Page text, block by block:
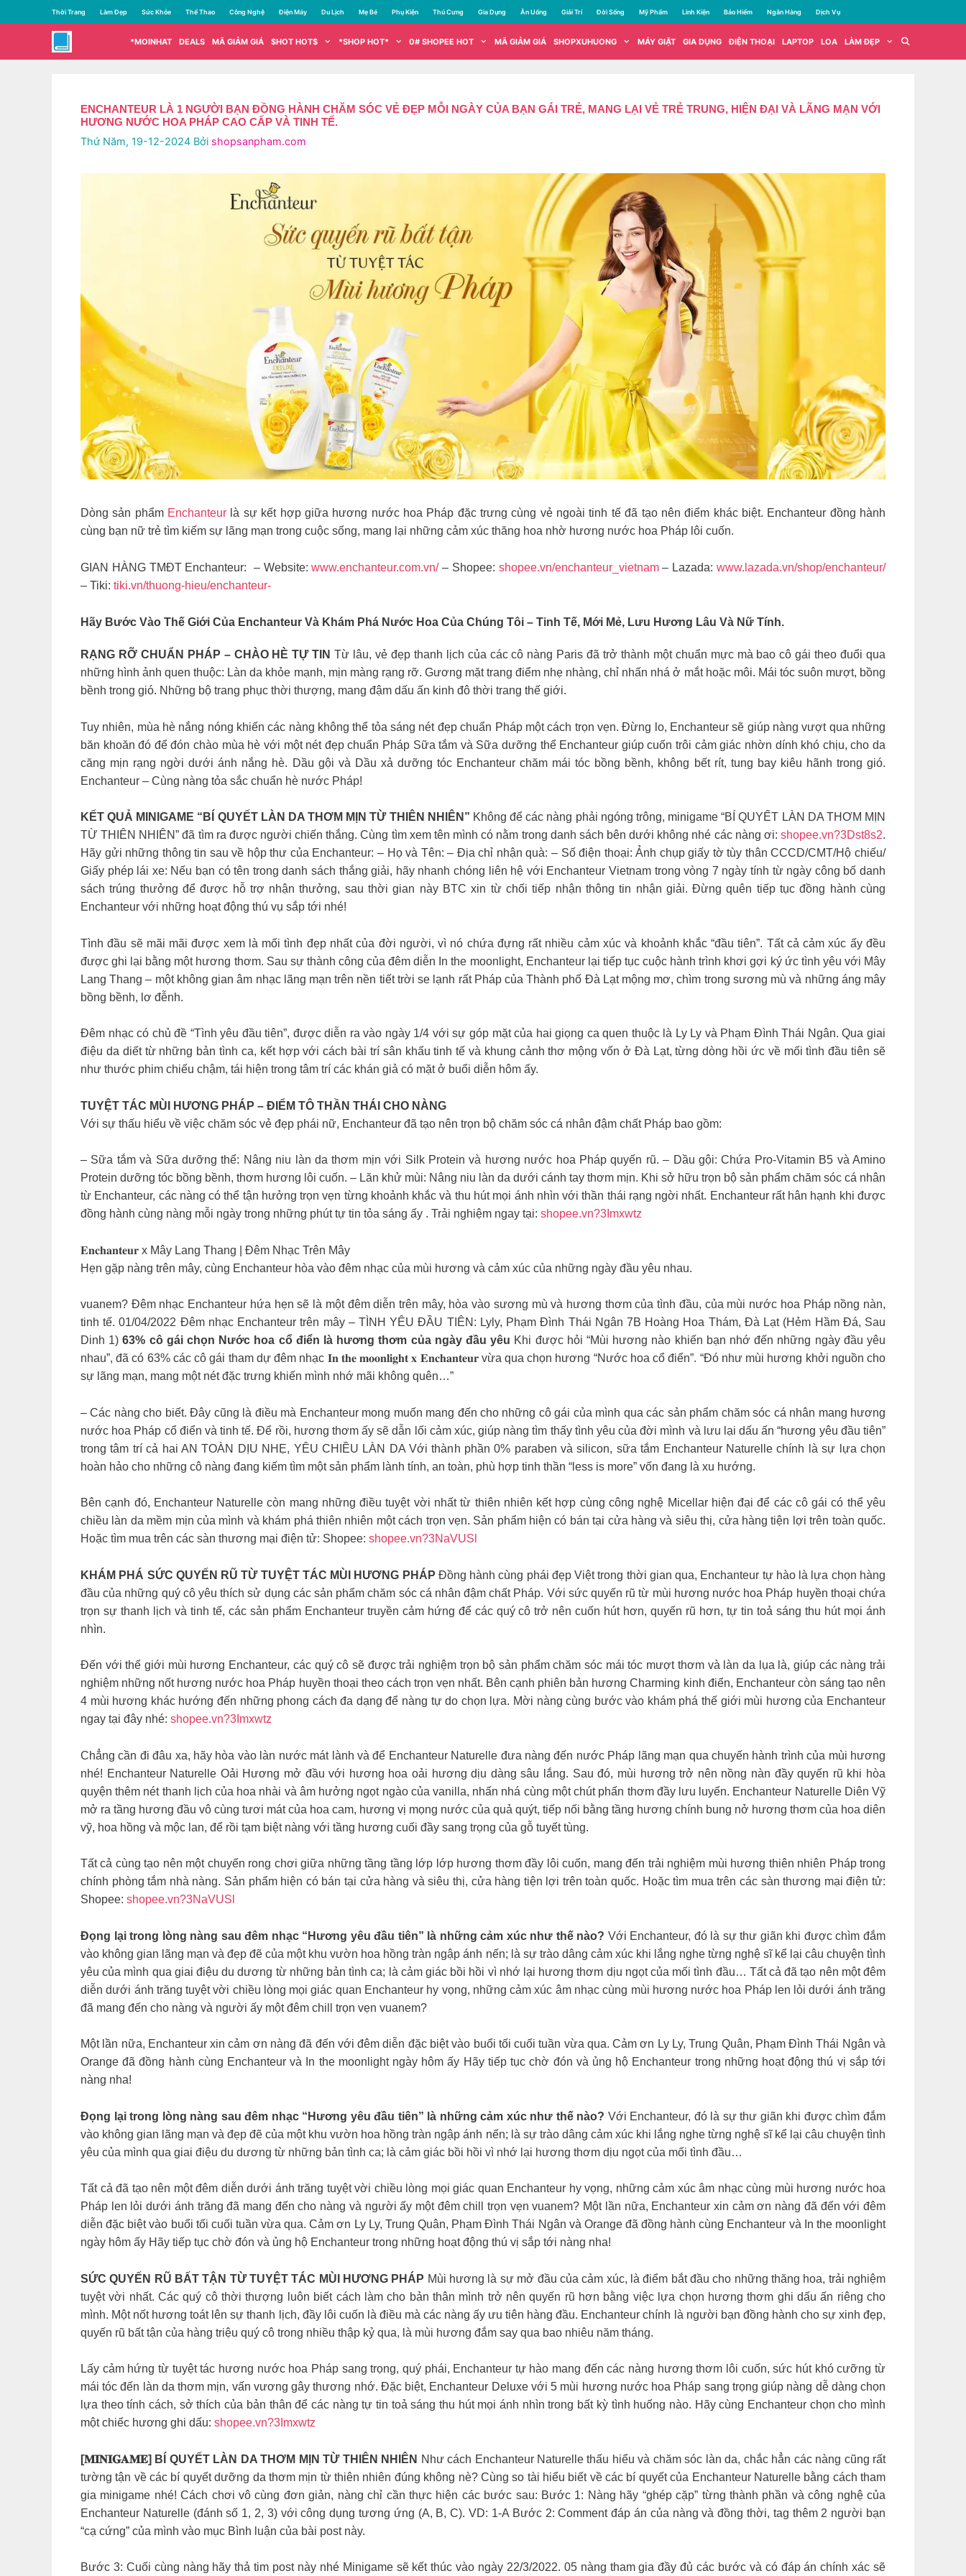
đến
dung
Thời Trang Làm Đẹp Sức Khỏe Thể Thao Công Nghệ Điện Máy Du Lịch Mẹ Bé Phụ Kiện Thú Cưng Gia Dụng Ăn Uống Giải Trí Đời Sống Mỹ Phẩm Linh Kiện Bảo Hiểm Ngân Hàng Dịch Vụ
*MOINHAT DEALS MÃ GIẢM GIÁ $HOT HOT$ *SHOP HOT* 0# SHOPEE HOT MÃ GIẢM GIÁ SHOPXUHUONG MÁY GIẶT GIA DỤNG ĐIỆN THOẠI LAPTOP LOA LÀM ĐẸP
ENCHANTEUR LÀ 1 NGƯỜI BẠN ĐỒNG HÀNH CHĂM SÓC VẺ ĐẸP MỖI NGÀY CỦA BẠN GÁI TRẺ, MANG LẠI VẺ TRẺ TRUNG, HIỆN ĐẠI VÀ LÃNG MẠN VỚI
HƯƠNG NƯỚC HOA PHÁP CAO CẤP VÀ TINH TẾ.
Thứ Năm, 19-12-2024 Bởi shopsanpham.com
Dòng sản phẩm Enchanteur là sự kết hợp giữa hương nước hoa Pháp đặc trưng cùng vẻ ngoài tinh tế đã tạo nên điểm khác biệt. Enchanteur đồng hành
cùng bạn nữ trẻ tìm kiếm sự lãng mạn trong cuộc sống, mang lại những cảm xúc thăng hoa nhờ hương nước hoa Pháp lôi cuốn.
GIAN HÀNG TMĐT Enchanteur: – Website:www.enchanteur.com.vn/– Shopee: shopee.vn/enchanteur_vietnam– Lazada:www.lazada.vn/shop/enchanteur/
– Tiki: tiki.vn/thuong-hieu/enchanteur-
Hãy Bước Vào Thế Giới Của Enchanteur Và Khám Phá Nước Hoa Của Chúng Tôi – Tinh Tế, Mới Mẻ, Lưu Hương Lâu Và Nữ Tính.
RẠNG RỠ CHUẨN PHÁP – CHÀO HÈ TỰ TIN Từ lâu, vẻ đẹp thanh lịch của các cô nàng Paris đã trở thành một chuẩn mực mà bao cô gái theo đuổi qua
những hình ảnh quen thuộc: Làn da khỏe mạnh, mịn màng rạng rỡ. Gương mặt trang điểm nhẹ nhàng, chỉ nhấn nhá ở mắt hoặc môi. Mái tóc suôn mượt, bồng
bềnh trong gió. Những bộ trang phục thời thượng, mang đậm dấu ấn kinh đô thời trang thế giới.
Tuy nhiên, mùa hè nắng nóng khiến các nàng không thể tỏa sáng nét đẹp chuẩn Pháp một cách trọn vẹn. Đừng lo, Enchanteur sẽ giúp nàng vượt qua những
băn khoăn đó để đón chào mùa hè với một nét đẹp chuẩn Pháp Sữa tắm và Sữa dưỡng thể Enchanteur giúp cuốn trôi cảm giác nhờn dính khó chịu, cho da
căng mịn rạng ngời dưới ánh nắng hè. Dầu gội và Dầu xả dưỡng tóc Enchanteur chăm mái tóc bồng bềnh, không bết rít, tung bay kiêu hãnh trong gió.
Enchanteur – Cùng nàng tỏa sắc chuẩn hè nước Pháp!
KẾT QUẢ MINIGAME “BÍ QUYẾT LÀN DA THƠM MỊN TỪ THIÊN NHIÊN” Không để các nàng phải ngóng trông, minigame “BÍ QUYẾT LÀN DA THƠM MỊN
TỪ THIÊN NHIÊN” đã tìm ra được người chiến thắng. Cùng tìm xem tên mình có nằm trong danh sách bên dưới không nhé các nàng ơi: shopee.vn?3Dst8s2.
Hãy gửi những thông tin sau về hộp thư của Enchanteur: – Họ và Tên: – Địa chỉ nhận quà: – Số điện thoại: Ảnh chụp giấy tờ tùy thân CCCD/CMT/Hộ chiếu/
Giấy phép lái xe: Nếu bạn có tên trong danh sách thắng giải, hãy nhanh chóng liên hệ với Enchanteur Vietnam trong vòng 7 ngày tính từ ngày công bố danh
sách trúng thưởng để được hỗ trợ nhận thưởng, sau thời gian này BTC xin từ chối tiếp nhận thông tin nhận giải. Đừng quên tiếp tục đồng hành cùng
Enchanteur với những hoạt động thú vụ sắp tới nhé!
Tình đầu sẽ mãi mãi được xem là mối tình đẹp nhất của đời người, vì nó chứa đựng rất nhiều cảm xúc và khoảnh khắc “đầu tiên”. Tất cả cảm xúc ấy đều
được ghi lại bằng một hương thơm. Sau sự thành công của đêm diễn In the moonlight, Enchanteur lại tiếp tục cuộc hành trình khơi gợi ký ức tình yêu với Mây
Lang Thang – một không gian âm nhạc lãng mạn trên nền tiết trời se lạnh rất Pháp của Thành phố Đà Lạt mộng mơ, chìm trong sương mù và những áng mây
bồng bềnh, lơ đễnh.
Đêm nhạc có chủ đề “Tình yêu đầu tiên”, được diễn ra vào ngày 1/4 với sự góp mặt của hai giọng ca quen thuộc là Ly Ly và Phạm Đình Thái Ngân. Qua giai
điệu da diết từ những bản tình ca, kết hợp với cách bài trí sân khấu tinh tế và khung cảnh thơ mộng vốn ở Đà Lạt, từng dòng hồi ức về mối tình đầu tiên sẽ
như thước phim chiếu chậm, tái hiện trong tâm trí các khán giả có mặt ở buổi diễn hôm ấy.
TUYỆT TÁC MÙI HƯƠNG PHÁP – ĐIỂM TÔ THẦN THÁI CHO NÀNG
Với sự thấu hiểu về việc chăm sóc vẻ đẹp phái nữ, Enchanteur đã tạo nên trọn bộ chăm sóc cá nhân đậm chất Pháp bao gồm:
– Sữa tắm và Sữa dưỡng thể: Nâng niu làn da thơm mịn với Silk Protein và hương nước hoa Pháp quyến rũ. – Dầu gội: Chứa Pro-Vitamin B5 và Amino
Protein dưỡng tóc bồng bềnh, thơm hương lôi cuốn. – Lăn khử mùi: Nâng niu làn da dưới cánh tay thơm mịn. Khi sở hữu trọn bộ sản phẩm chăm sóc cá nhân
từ Enchanteur, các nàng có thể tận hưởng trọn vẹn từng khoảnh khắc và thu hút mọi ánh nhìn với thần thái rạng ngời nhất. Enchanteur rất hân hạnh khi được
đồng hành cùng nàng mỗi ngày trong những phút tự tin tỏa sáng ấy . Trải nghiệm ngay tại: shopee.vn?3Imxwtz
𝐄𝐧𝐜𝐡𝐚𝐧𝐭𝐞𝐮𝐫 x Mây Lang Thang | Đêm Nhạc Trên Mây
Hẹn gặp nàng trên mây, cùng Enchanteur hòa vào đêm nhạc của mùi hương và cảm xúc của những ngày đầu yêu nhau.
vuanem? Đêm nhạc Enchanteur hứa hẹn sẽ là một đêm diễn trên mây, hòa vào sương mù và hương thơm của tình đầu, của mùi nước hoa Pháp nồng nàn,
tinh tế. 01/04/2022 Đêm nhạc Enchanteur trên mây – TÌNH YÊU ĐẦU TIÊN: Lyly, Phạm Đình Thái Ngân 7B Hoàng Hoa Thám, Đà Lạt (Hẻm Hầm Đá, Sau
Dinh 1)63% cô gái chọn Nước hoa cổ điển là hương thơm của ngày đầu yêu Khi được hỏi “Mùi hương nào khiến bạn nhớ đến những ngày đầu yêu
nhau”, đã có 63% các cô gái tham dự đêm nhạc 𝐈𝐧 𝐭𝐡𝐞 𝐦𝐨𝐨𝐧𝐥𝐢𝐠𝐡𝐭 𝐱 𝐄𝐧𝐜𝐡𝐚𝐧𝐭𝐞𝐮𝐫 vừa qua chọn hương “Nước hoa cổ điển”. “Đó như mùi hương khởi nguồn cho
sự lãng mạn, mang một nét đặc trưng khiến mình nhớ mãi không quên…”
– Các nàng cho biết. Đây cũng là điều mà Enchanteur mong muốn mang đến cho những cô gái của mình qua các sản phẩm chăm sóc cá nhân mang hương
nước hoa Pháp cổ điển và tinh tế. Để rồi, hương thơm ấy sẽ dẫn lối cảm xúc, giúp nàng tìm thấy tình yêu của đời mình và lưu lại dấu ấn “hương yêu đầu tiên”
trong tâm trí cả hai AN TOÀN DỊU NHẸ, YÊU CHIỀU LÀN DA Với thành phần 0% paraben và silicon, sữa tắm Enchanteur Naturelle chính là sự lựa chọn
hoàn hảo cho những cô nàng đang kiếm tìm một sản phẩm lành tính, an toàn, phù hợp tinh thần “less is more” vốn đang là xu hướng.
Bên cạnh đó, Enchanteur Naturelle còn mang những điều tuyệt vời nhất từ thiên nhiên kết hợp cùng công nghệ Micellar hiện đại để các cô gái có thể yêu
chiều làn da mềm mịn của mình và khám phá thiên nhiên một cách trọn vẹn. Sản phẩm hiện có bán tại cửa hàng và siêu thị, cửa hàng tiện lợi trên toàn quốc.​
Hoặc tìm mua trên các sàn thương mại điện tử:​ Shopee: shopee.vn?3NaVUSl
KHÁM PHÁ SỨC QUYẾN RŨ TỪ TUYỆT TÁC MÙI HƯƠNG PHÁP Đồng hành cùng phái đẹp Việt trong thời gian qua, Enchanteur tự hào là lựa chọn hàng
đầu của những quý cô yêu thích sử dụng các sản phẩm chăm sóc cá nhân đậm chất Pháp. Với sức quyến rũ từ mùi hương nước hoa Pháp huyền thoại chứa
trọn sự thanh lịch và tinh tế, các sản phẩm Enchanteur truyền cảm hứng để các quý cô trở nên cuốn hút hơn, quyến rũ hơn, tự tin toả sáng thu hút mọi ánh
nhìn.
Đến với thế giới mùi hương Enchanteur, các quý cô sẽ được trải nghiệm trọn bộ sản phẩm chăm sóc mái tóc mượt thơm và làn da lụa là, giúp các nàng trải
nghiệm những nốt hương nước hoa Pháp huyền thoại theo cách trọn vẹn nhất. Bên cạnh phiên bản hương Charming kinh điển, Enchanteur còn sáng tạo nên
4 mùi hương khác hướng đến những phong cách đa dạng để nàng tự do chọn lựa. Mời nàng cùng bước vào khám phá thế giới mùi hương của Enchanteur
ngay tại đây nhé: shopee.vn?3Imxwtz
Chẳng cần đi đâu xa, hãy hòa vào làn nước mát lành và để Enchanteur Naturelle đưa nàng đến nước Pháp lãng mạn qua chuyến hành trình của mùi hương
nhé! Enchanteur Naturelle Oải Hương mở đầu với hương hoa oải hương dịu dàng sâu lắng. Sau đó, mùi hương trở nên nồng nàn đầy quyến rũ khi hòa
quyện thêm nét thanh lịch của hoa nhài và âm hưởng ngọt ngào của vanilla, nhấn nhá cùng một chút phấn thơm đầy lưu luyến. Enchanteur Naturelle Diên Vỹ
mở ra tầng hương đầu vô cùng tươi mát của hoa cam, hương vị mọng nước của quả quýt, tiếp nối bằng tầng hương chính bung nở hương thơm của hoa diên
vỹ, hoa hồng và mộc lan, để rồi tạm biệt nàng với tầng hương cuối đầy sang trọng của gỗ tuyết tùng.
Tất cả cùng tạo nên một chuyến rong chơi giữa những tầng tầng lớp lớp hương thơm đầy lôi cuốn, mang đến trải nghiệm mùi hương thiên nhiên Pháp trong
chính phòng tắm nhà nàng. Sản phẩm hiện có bán tại cửa hàng và siêu thị, cửa hàng tiện lợi trên toàn quốc.​ Hoặc tìm mua trên các sàn thương mại điện tử:​
Shopee: shopee.vn?3NaVUSl
Đọng lại trong lòng nàng sau đêm nhạc “Hương yêu đầu tiên” là những cảm xúc như thế nào? Với Enchanteur, đó là sự thư giãn khi được chìm đắm
vào không gian lãng mạn và đẹp đẽ của một khu vườn hoa hồng tràn ngập ánh nến; là sự trào dâng cảm xúc khi lắng nghe từng nghệ sĩ kể lại câu chuyện tình
yêu của mình qua giai điệu du dương từ những bản tình ca; là cảm giác bồi hồi vì nhớ lại hương thơm dịu ngọt của mối tình đầu… Tất cả đã tạo nên một đêm
diễn dưới ánh trăng tuyệt vời chiều lòng mọi giác quan Enchanteur hy vọng, những cảm xúc âm nhạc cùng mùi hương nước hoa Pháp len lỏi dưới ánh trăng
đã mang đến cho nàng và người ấy một đêm chill trọn vẹn vuanem?
Một lần nữa, Enchanteur xin cảm ơn nàng đã đến với đêm diễn đặc biệt vào buổi tối cuối tuần vừa qua. Cảm ơn Ly Ly, Trung Quân, Phạm Đình Thái Ngân và
Orange đã đồng hành cùng Enchanteur và In the moonlight ngày hôm ấy Hãy tiếp tục chờ đón và ủng hộ Enchanteur trong những hoạt động thú vị sắp tới
nàng nha!
Đọng lại trong lòng nàng sau đêm nhạc “Hương yêu đầu tiên” là những cảm xúc như thế nào? Với Enchanteur, đó là sự thư giãn khi được chìm đắm
vào không gian lãng mạn và đẹp đẽ của một khu vườn hoa hồng tràn ngập ánh nến; là sự trào dâng cảm xúc khi lắng nghe từng nghệ sĩ kể lại câu chuyện tình
yêu của mình qua giai điệu du dương từ những bản tình ca; là cảm giác bồi hồi vì nhớ lại hương thơm dịu ngọt của mối tình đầu…
Tất cả đã tạo nên một đêm diễn dưới ánh trăng tuyệt vời chiều lòng mọi giác quan Enchanteur hy vọng, những cảm xúc âm nhạc cùng mùi hương nước hoa
Pháp len lỏi dưới ánh trăng đã mang đến cho nàng và người ấy một đêm chill trọn vẹn vuanem? Một lần nữa, Enchanteur xin cảm ơn nàng đã đến với đêm
diễn đặc biệt vào buổi tối cuối tuần vừa qua. Cảm ơn Ly Ly, Trung Quân, Phạm Đình Thái Ngân và Orange đã đồng hành cùng Enchanteur và In the moonlight
ngày hôm ấy Hãy tiếp tục chờ đón và ủng hộ Enchanteur trong những hoạt động thú vị sắp tới nàng nha!
SỨC QUYẾN RŨ BẤT TẬN TỪ TUYỆT TÁC MÙI HƯƠNG PHÁP Mùi hương là sự mở đầu của cảm xúc, là điểm bắt đầu cho những thăng hoa, trải nghiệm
tuyệt vời nhất. Các quý cô thời thượng luôn biết cách làm cho bản thân mình trở nên quyến rũ hơn bằng việc lựa chọn hương thơm ghi dấu ấn riêng cho
mình. Một nốt hương toát lên sự thanh lịch, đầy lôi cuốn là điều mà các nàng ấy ưu tiên hàng đầu. Enchanteur chính là người bạn đồng hành cho sự xinh đẹp,
quyến rũ bất tận của hàng triệu quý cô trong nhiều thập kỷ qua, là mùi hương đắm say qua bao nhiêu năm tháng.
Lấy cảm hứng từ tuyệt tác hương nước hoa Pháp sang trọng, quý phái, Enchanteur tự hào mang đến các nàng hương thơm lôi cuốn, sức hút khó cưỡng từ
mái tóc đến làn da thơm mịn, vấn vương gây thương nhớ. Đặc biệt, Enchanteur Deluxe với 5 mùi hương nước hoa Pháp sang trọng giúp nàng dễ dàng chọn
lựa theo tính cách, sở thích của bản thân để các nàng tự tin toả sáng thu hút mọi ánh nhìn trong bất kỳ tình huống nào. Hãy cùng Enchanteur chọn cho mình
một chiếc hương ghi dấu: shopee.vn?3Imxwtz
[𝐌𝐈𝐍𝐈𝐆𝐀𝐌𝐄] BÍ QUYẾT LÀN DA THƠM MỊN TỪ THIÊN NHIÊN Như cách Enchanteur Naturelle thấu hiểu và chăm sóc làn da, chắc hẳn các nàng cũng rất
tường tận về các bí quyết dưỡng da thơm mịn từ thiên nhiên đúng không nè? Cùng so tài hiểu biết về các bí quyết của Enchanteur Naturelle bằng cách tham
gia minigame nhé! Cách chơi vô cùng đơn giản, nàng chỉ cần thực hiện các bước sau: Bước 1: Nàng hãy “ghép cặp” từng thành phần và công nghệ của
Enchanteur Naturelle (đánh số 1, 2, 3) với công dụng tương ứng (A, B, C). VD: 1-A Bước 2: Comment đáp án của nàng và đồng thời, tag thêm 2 người bạn
“cạ cứng” của mình vào mục Bình luận của bài post này.
Bước 3: Cuối cùng nàng hãy thả tim post này nhé Minigame sẽ kết thúc vào ngày 22/3/2022. 05 nàng tham gia đầy đủ các bước và có đáp án chính xác sẽ